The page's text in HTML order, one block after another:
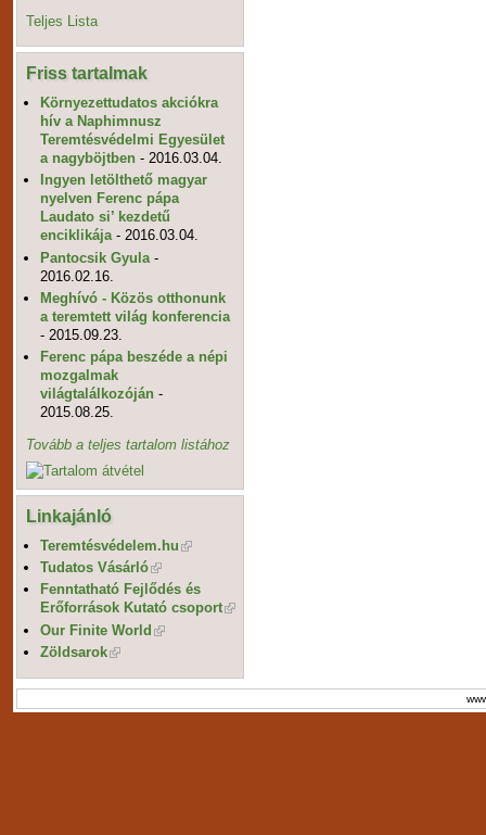
Teljes Lista
Friss tartalmak
Környezettudatos akciókra
hív a Naphimnusz
Teremtésvédelmi Egyesület
a nagyböjtben - 2016.03.04.
Ingyen letölthető magyar
nyelven Ferenc pápa
Laudato si’ kezdetű
enciklikája - 2016.03.04.
Pantocsik Gyula -
2016.02.16.
Meghívó - Közös otthonunk
a teremtett világ konferencia
- 2015.09.23.
Ferenc pápa beszéde a népi
mozgalmak
világtalálkozóján -
2015.08.25.
Tovább a teljes tartalom listához
Linkajánló
Teremtésvédelem.hu
Tudatos Vásárló
Fenntatható Fejlődés és
Erőforrások Kutató csoport
Our Finite World
Zöldsarok